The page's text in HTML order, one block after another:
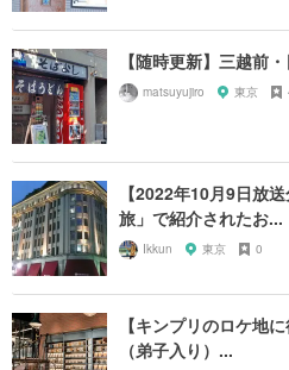
【随時更新】三越前
matsuyujiro 東京
【2022年10月9日放
旅」で紹介されたお...
Ikkun 東京 0
【キンプリのロケ地
（弟子入り）...